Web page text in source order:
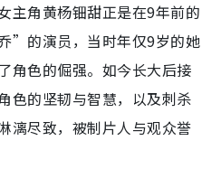
主角黄杨钿甜正是在9年前的
”的演员，当时年仅9岁的她
角色的倔强。如今长大后接
色的坚韧与智慧，以及刺杀
漓尽致，被制片人与观众誉